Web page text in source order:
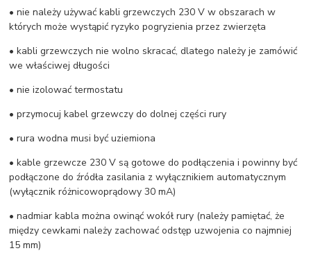
• nie należy używać kabli grzewczych 230 V w obszarach w
których może wystąpić ryzyko pogryzienia przez zwierzęta
• kabli grzewczych nie wolno skracać, dlatego należy je zamówić
we właściwej długości
• nie izolować termostatu
• przymocuj kabel grzewczy do dolnej części rury
• rura wodna musi być uziemiona
• kable grzewcze 230 V są gotowe do podłączenia i powinny być
podłączone do źródła zasilania z wyłącznikiem automatycznym
(wyłącznik różnicowoprądowy 30 mA)
• nadmiar kabla można owinąć wokół rury (należy pamiętać, że
między cewkami należy zachować odstęp uzwojenia co najmniej
15 mm)